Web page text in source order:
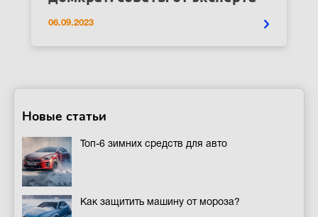
06.09.2023
Новые статьи
Топ-6 зимних средств для авто
Как защитить машину от мороза?